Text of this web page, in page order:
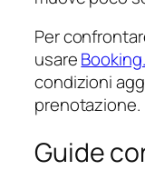
Per
usare
condizioni
prenotazione.
Guide